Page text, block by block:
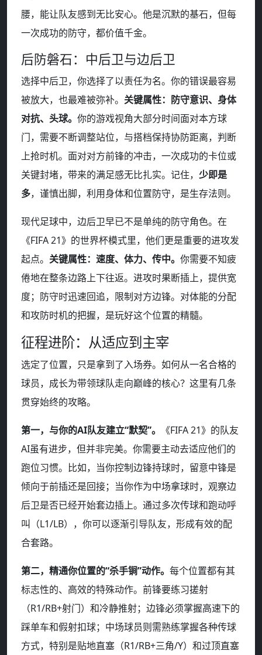
腰，能让队友感到无比安心。他是沉默的基石，但每
一次成功的防守，都价值千金。
后防磐石：中后卫与边后卫
选择中后卫，你选择了以责任为名。你的错误最容易
被放大，也最难被弥补。 关键属性：防守意识、身体
对抗、头球。 你的游戏视角大部分时间面对本方球
门，需要不断调整站位，与搭档保持协防距离，判断
上抢时机。面对对方前锋的冲击，一次成功的卡位或
关键封堵，带来的满足感无比扎实。记住， 少即是
多，谨慎出脚，利用身体和位置防守，是生存法则。
现代足球中，边后卫早已不是单纯的防守角色。在
《FIFA 21》的世界杯模式里，他们更是重要的进攻发
起点。 关键属性：速度、体力、传中。 你需要不知疲
倦地在整条边路上下往返。进攻时果断插上，提供宽
度；防守时迅速回追，限制对方边锋。对体能的分配
和攻防时机的把握，是玩好这个位置的精髓。
征程进阶：从适应到主宰
选定了位置，只是拿到了入场券。如何从一名合格的
球员，成长为带领球队走向巅峰的核心？这里有几条
贯穿始终的攻略。
第一，与你的AI队友建立“默契”。
《FIFA 21》的队友
AI虽有进步，但并非完美。你需要主动去适应他们的
跑位习惯。比如，当你控制边锋持球时，留意中锋是
倾向于前插还是回接；当你作为中场拿球时，观察边
后卫是否已经开始套边插上。通过多次传球和跑动呼
叫（L1/LB），你可以逐渐引导队友，形成有效的配
合套路。
第二，精通你位置的“杀手锏”动作。 每个位置都有其
标志性的、高效的特殊动作。前锋要练习搓射
（R1/RB+射门）和冷静推射；边锋必须掌握高速下的
踩单车和假射扣球；中场球员则需熟练掌握各种传球
方式，特别是贴地直塞（R1/RB+三角/Y）和过顶直塞